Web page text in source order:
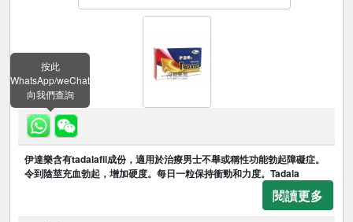
按此
WhatsApp/weChat
向我們查詢
伊達樂含有tadalafil成份，適用於治療男士不舉或稱性功能勃起障礙症。
令到陰莖充血勃起，增加硬度。每日一粒保持衝勁和力度。Tadala
閱讀更多